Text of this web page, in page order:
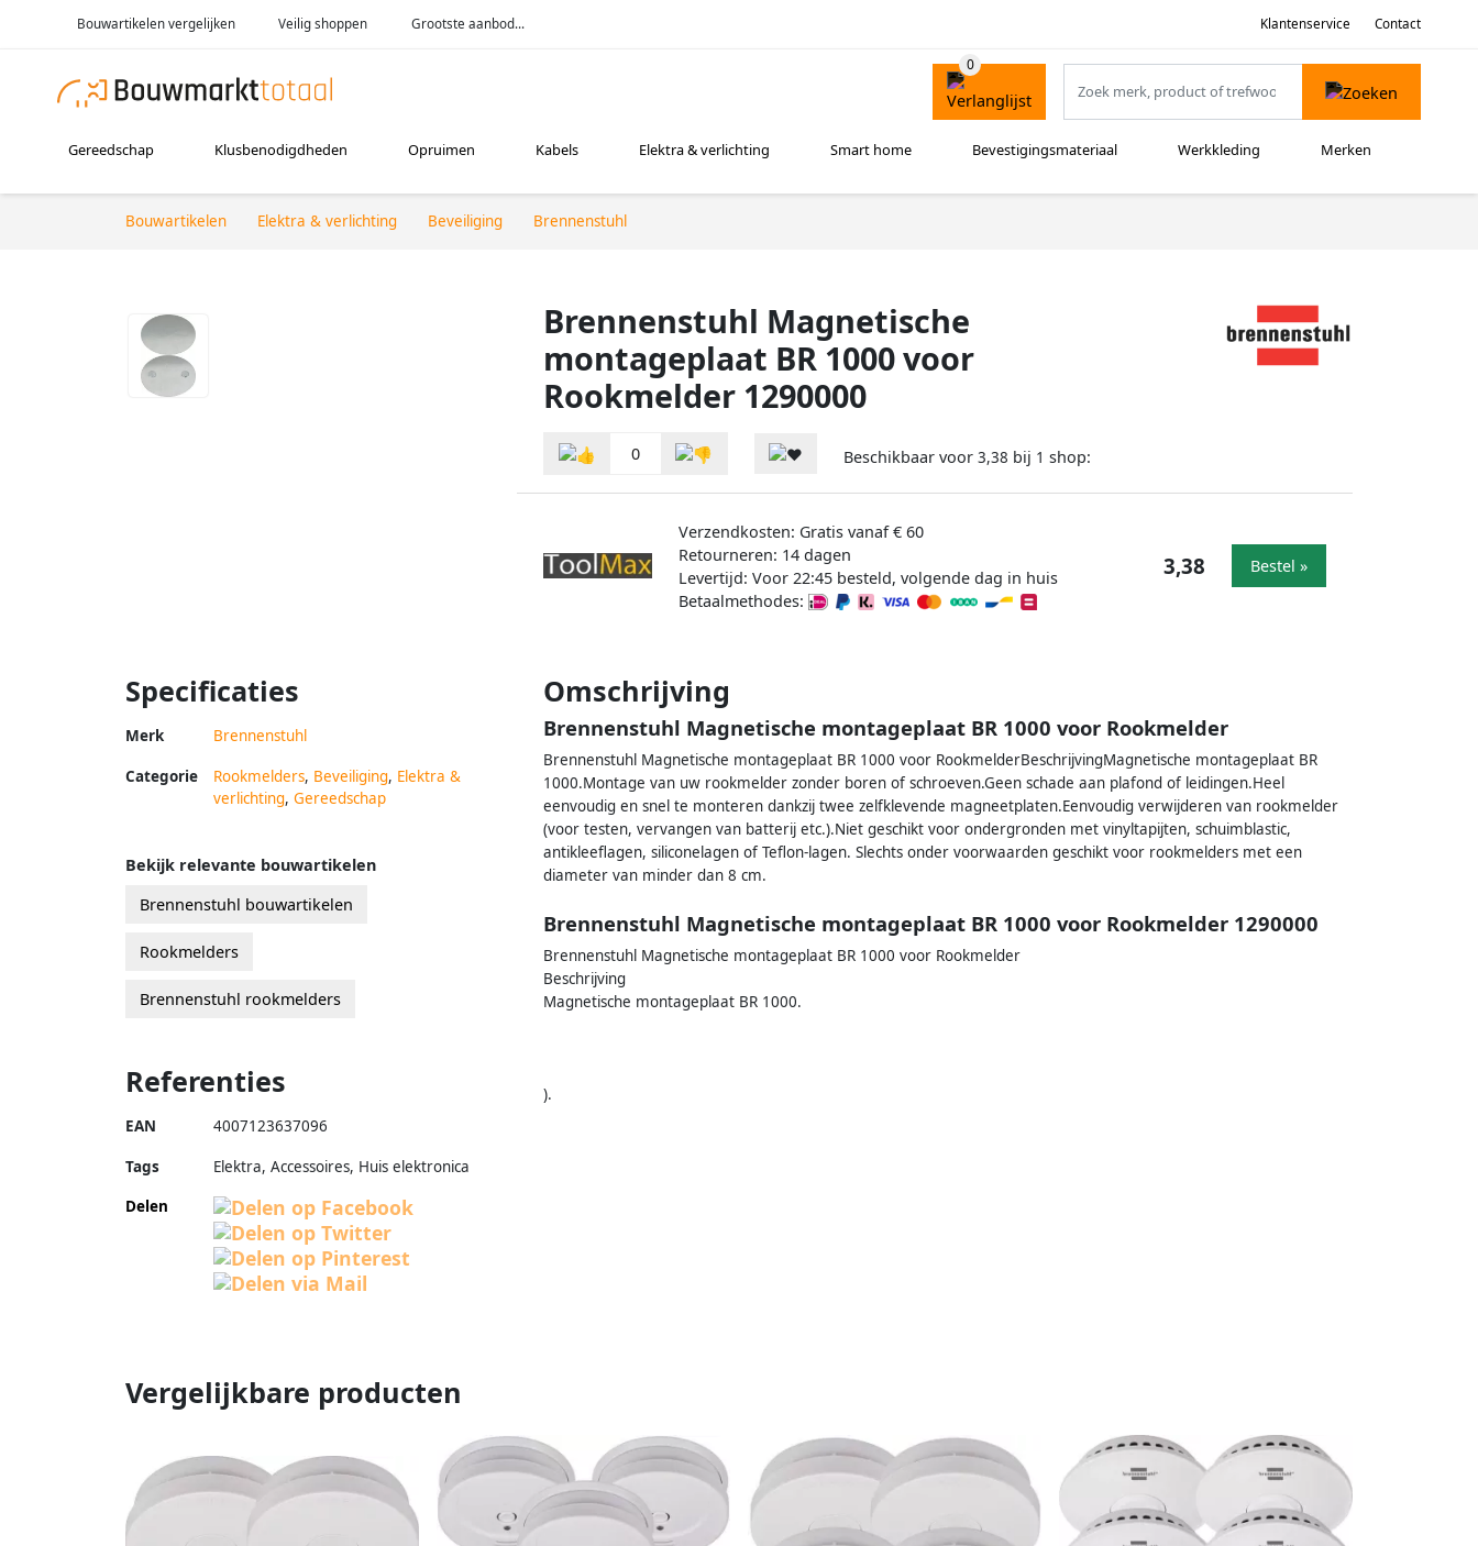
Bouwartikelen vergelijken Veilig shoppen Grootste aanbod... Klantenservice Contact
Gereedschap Klusbenodigdheden Opruimen Kabels Elektra & verlichting Smart home Bevestigingsmateriaal Werkkleding Merken
Bouwartikelen Elektra & verlichting Beveiliging Brennenstuhl
Brennenstuhl Magnetische
montageplaat BR 1000 voor
Rookmelder 1290000
0 Beschikbaar voor 3,38 bij 1 shop:
Verzendkosten: Gratis vanaf € 60
Retourneren: 14 dagen
Levertijd: Voor 22:45 besteld, volgende dag in huis
Betaalmethodes:
3,38 Bestel »
Specificaties
Merk Brennenstuhl
Categorie Rookmelders, Beveiliging, Elektra &
verlichting, Gereedschap
Omschrijving
Brennenstuhl Magnetische montageplaat BR 1000 voor Rookmelder
Brennenstuhl Magnetische montageplaat BR 1000 voor RookmelderBeschrijvingMagnetische montageplaat BR
1000.Montage van uw rookmelder zonder boren of schroeven.Geen schade aan plafond of leidingen.Heel
eenvoudig en snel te monteren dankzij twee zelfklevende magneetplaten.Eenvoudig verwijderen van rookmelder
(voor testen, vervangen van batterij etc.).Niet geschikt voor ondergronden met vinyltapijten, schuimblastic,
antikleeflagen, siliconelagen of Teflon-lagen. Slechts onder voorwaarden geschikt voor rookmelders met een
diameter van minder dan 8 cm.
Brennenstuhl Magnetische montageplaat BR 1000 voor Rookmelder 1290000
Brennenstuhl Magnetische montageplaat BR 1000 voor Rookmelder
Beschrijving
Magnetische montageplaat BR 1000.
).
Bekijk relevante bouwartikelen
Brennenstuhl bouwartikelen
Rookmelders
Brennenstuhl rookmelders
Referenties
EAN 4007123637096
Tags
Elektra, Accessoires, Huis elektronica
Delen
Vergelijkbare producten